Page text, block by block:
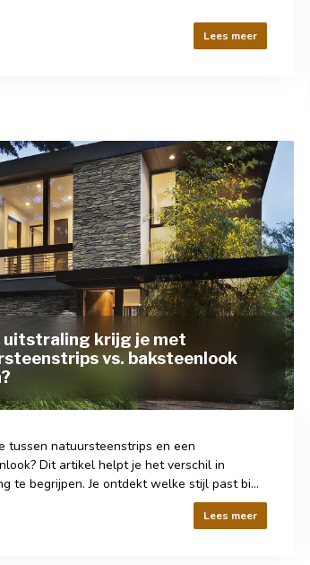
Lees meer
uitstraling krijg je met
vs. baksteenlook
tussen natuursteenstrips en een
Dit artikel helpt je het verschil in
te begrijpen. Je ontdekt welke stijl past bi...
Lees meer